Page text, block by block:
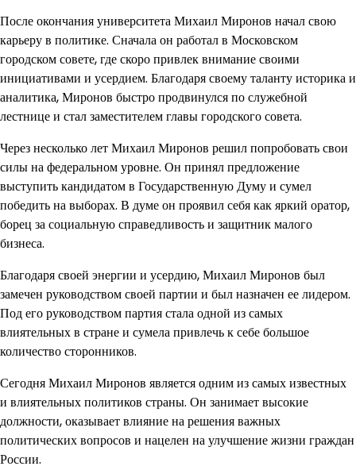
После окончания университета Михаил Миронов начал свою
карьеру в политике. Сначала он работал в Московском
городском совете, где скоро привлек внимание своими
инициативами и усердием. Благодаря своему таланту историка и
аналитика, Миронов быстро продвинулся по служебной
лестнице и стал заместителем главы городского совета.
Через несколько лет Михаил Миронов решил попробовать свои
силы на федеральном уровне. Он принял предложение
выступить кандидатом в Государственную Думу и сумел
победить на выборах. В думе он проявил себя как яркий оратор,
борец за социальную справедливость и защитник малого
бизнеса.
Благодаря своей энергии и усердию, Михаил Миронов был
замечен руководством своей партии и был назначен ее лидером.
Под его руководством партия стала одной из самых
влиятельных в стране и сумела привлечь к себе большое
количество сторонников.
Сегодня Михаил Миронов является одним из самых известных
и влиятельных политиков страны. Он занимает высокие
должности, оказывает влияние на решения важных
политических вопросов и нацелен на улучшение жизни граждан
России.